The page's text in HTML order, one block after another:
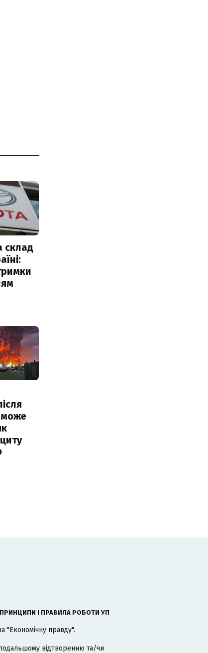
склад
може
ПРИНЦИПИ І ПРАВИЛА РОБОТИ УП
"Економічну правду".
відтворенню та/чи